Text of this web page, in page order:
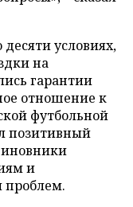
десяти условиях,
на
гарантии
отношение к
футбольной
позитивный
и